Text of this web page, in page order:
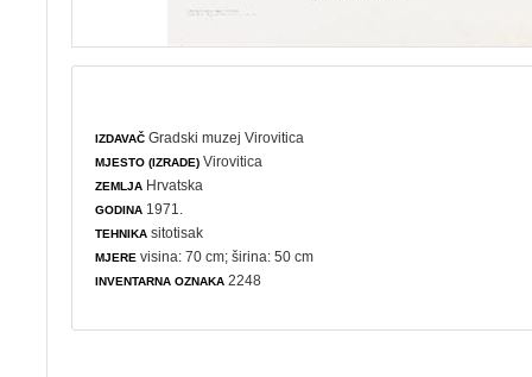
IZDAVAČ Gradski muzej Virovitica
MJESTO (IZRADE) Virovitica
ZEMLJA Hrvatska
GODINA 1971.
TEHNIKA sitotisak
MJERE visina: 70 cm; širina: 50 cm
INVENTARNA OZNAKA 2248